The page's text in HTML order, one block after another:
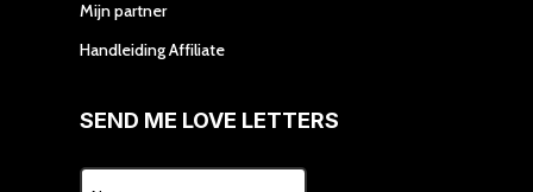
Mijn partner
Handleiding Affiliate
SEND ME LOVE LETTERS